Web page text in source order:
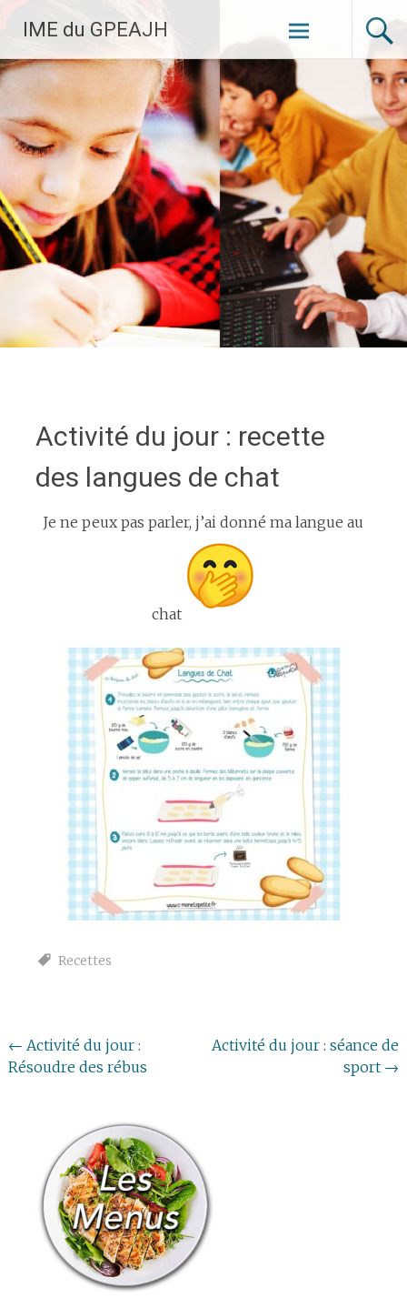
Aller
au
contenu
principal
IME du GPEAJH
Activité du jour : recette
des langues de chat
Je ne peux pas parler, j’ai donné ma langue au
chat
Recettes
Navigation
de
← Activité du jour :
Résoudre des rébus
Activité du jour : séance de
sport →